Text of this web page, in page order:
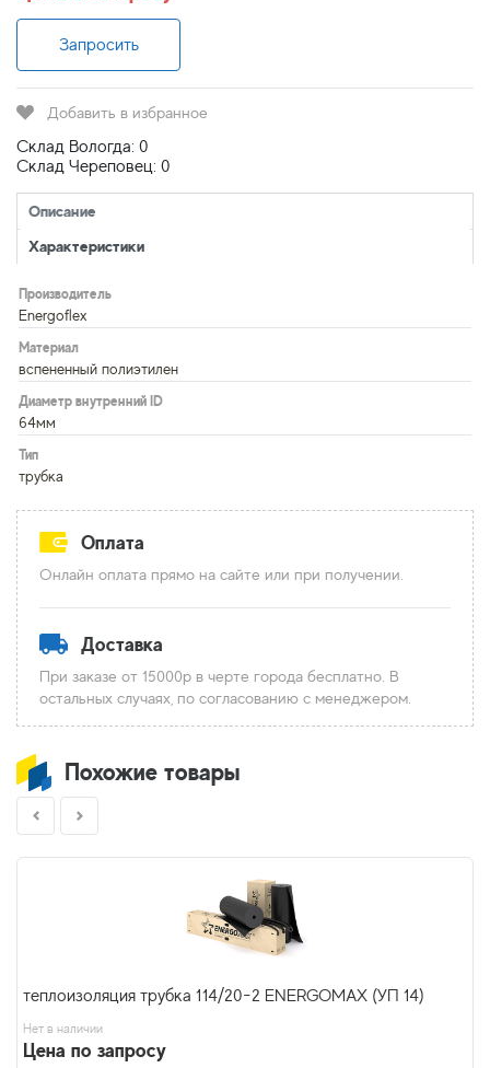
Запросить
Добавить в избранное
Склад Вологда: 0
Склад Череповец: 0
Описание
Характеристики
Производитель
Energoflex
Материал
вспененный полиэтилен
Диаметр внутренний ID
64мм
Тип
трубка
Оплата
Онлайн оплата прямо на сайте или при получении.
Доставка
При заказе от 15000р в черте города бесплатно. В
остальных случаях, по согласованию с менеджером.
Похожие товары
теплоизоляция трубка 114/20-2 ENERGOMAX (УП 14)
Нет в наличии
Цена по запросу